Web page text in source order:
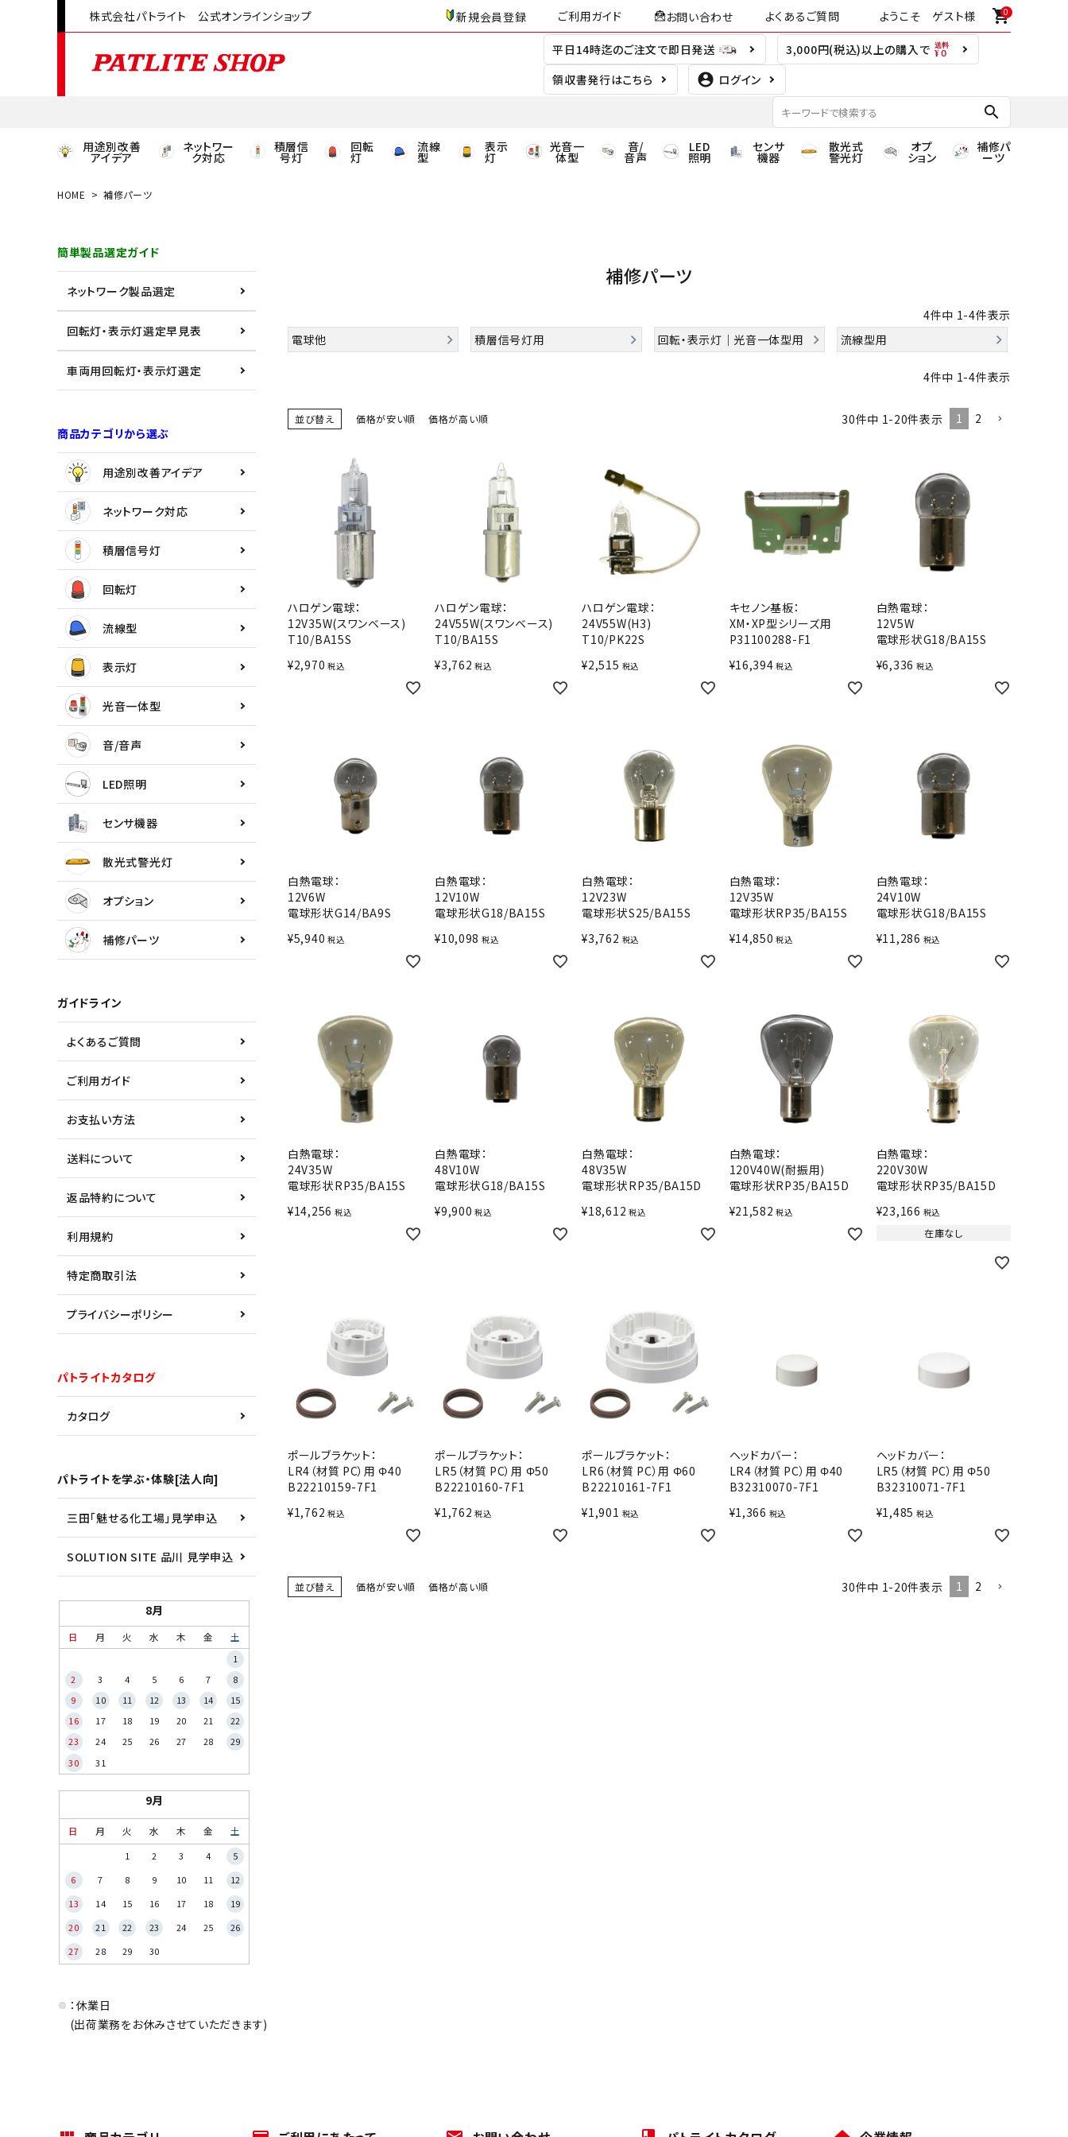
株式会社パトライト 公式オンラインショップ 新規会員登録 ご利用ガイド お問い合わせ よくあるご質問 ようこそ ゲスト様 0
shopping_cart
平日14時迄のご注文で即日発送
3,000円(税込)以上の購入で
領収書発行はこちら
ログイン
search
用途別改善
アイデア
ネットワー
ク対応
積層信
号灯
回転
灯
流線
型
表示
灯
光音一
体型
音/
音声
LED
照明
センサ
機器
散光式
警光灯
オプ
ション
補修パ
ーツ
ACCOUNT MENU
person
用途別改善アイデア
積層信号灯
回転灯
流線型
表示灯
光音一体型
音/音声
LED照明
センサ機器
散光式警光灯
オプション
補修パーツ
製品選定の仕方
ガイドライン
HOME 補修パーツ
簡単製品選定ガイド
ネットワーク製品選定
回転灯・表示灯選定早見表
車両用回転灯・表示灯選定
商品カテゴリから選ぶ
用途別改善アイデア
ネットワーク対応
積層信号灯
回転灯
流線型
表示灯
光音一体型
音/音声
LED照明
センサ機器
散光式警光灯
オプション
補修パーツ
ガイドライン
よくあるご質問
ご利用ガイド
お支払い方法
送料について
返品特約について
利用規約
特定商取引法
プライバシーポリシー
パトライトカタログ
カタログ
パトライトを学ぶ・体験[法人向]
三田「魅せる化工場」見学申込
SOLUTION SITE 品川 見学申込
8月
日 月 火 水 木 金 土
1
2
3 4 5 6 7
8
9
10 11 12 13 14
15
16
17 18 19 20 21
22
23
24 25 26 27 28
29
30
31
9月
日 月 火 水 木 金 土
1 2 3 4
5
6
7 8 9 10 11
12
13
14 15 16 17 18
19
20
21 22 23 24 25
26
27
28 29 30
：休業日
(出荷業務をお休みさせていただきます)
補修パーツ
4件中 1-4件表示
電球他
積層信号灯用 回転・表示灯｜光音一体型用 流線型用
4件中 1-4件表示
並び替え 価格が安い順 価格が高い順 30件中 1-20件表示 1 2
ハロゲン電球：
12V35W(スワンベース)
T10/BA15S
¥2,970 税込
ハロゲン電球：
24V55W(スワンベース)
T10/BA15S
¥3,762 税込
ハロゲン電球：
24V55W(H3)
T10/PK22S
¥2,515 税込
キセノン基板：
XM・XP型シリーズ用
P31100288-F1
¥16,394 税込
白熱電球：
12V5W
電球形状G18/BA15S
¥6,336 税込
白熱電球：
12V6W
電球形状G14/BA9S
¥5,940 税込
白熱電球：
12V10W
電球形状G18/BA15S
¥10,098 税込
白熱電球：
12V23W
電球形状S25/BA15S
¥3,762 税込
白熱電球：
12V35W
電球形状RP35/BA15S
¥14,850 税込
白熱電球：
24V10W
電球形状G18/BA15S
¥11,286 税込
白熱電球：
24V35W
電球形状RP35/BA15S
¥14,256 税込
白熱電球：
48V10W
電球形状G18/BA15S
¥9,900 税込
白熱電球：
48V35W
電球形状RP35/BA15D
¥18,612 税込
白熱電球：
120V40W(耐振用)
電球形状RP35/BA15D
¥21,582 税込
白熱電球：
220V30W
電球形状RP35/BA15D
¥23,166 税込
在庫なし
ポールブラケット：
LR4（材質 PC）用 Φ40
B22210159-7F1
¥1,762 税込
ポールブラケット：
LR5（材質 PC）用 Φ50
B22210160-7F1
¥1,762 税込
ポールブラケット：
LR6（材質 PC）用 Φ60
B22210161-7F1
¥1,901 税込
ヘッドカバー：
LR4（材質 PC）用 Φ40
B32310070-7F1
¥1,366 税込
ヘッドカバー：
LR5（材質 PC）用 Φ50
B32310071-7F1
¥1,485 税込
並び替え 価格が安い順 価格が高い順 30件中 1-20件表示 1 2